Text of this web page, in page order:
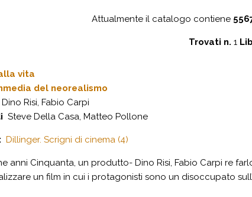
Attualmente il catalogo contiene
Trovati n. 1
vita
del neorealismo
Dino Risi, Fabio Carpi
Steve Della Casa, Matteo Pollone
Dillinger. Scrigni di cinema (4)
anni Cinquanta, un produtto- Dino Risi, Fabio Carpi re
un film in cui i protagonisti sono un disoccupato